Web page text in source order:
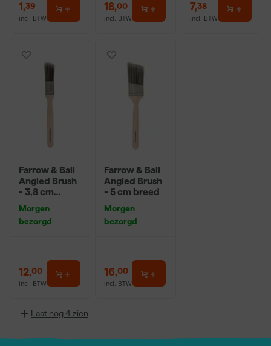
1,39
incl. BTW
18,00
incl. BTW
7,38
incl. BTW
Farrow & Ball
Angled Brush
- 3,8 cm
Morgen
bezorgd
12,00
incl. BTW
Farrow & Ball
Angled Brush
- 5 cm breed
Morgen
bezorgd
16,00
incl. BTW
Laat nog 4 zien